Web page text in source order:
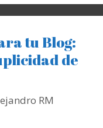
tu Blog:
de
RM